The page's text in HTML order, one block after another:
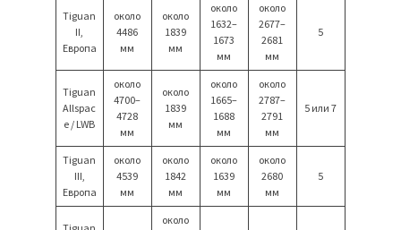
Tiguan
II,
Европа
около
4486
мм
около
1839
мм
около
1632–
1673
мм
около
2677–
2681
мм
5
Tiguan
Allspac
e / LWB
около
4700–
4728
мм
около
1839
мм
около
1665–
1688
мм
около
2787–
2791
мм
5 или 7
Tiguan
III,
Европа
около
4539
мм
около
1842
мм
около
1639
мм
около
2680
мм
5
около